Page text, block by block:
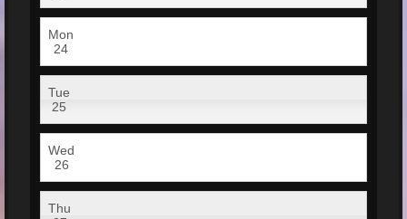
Mon
24
Tue
25
Wed
26
Thu